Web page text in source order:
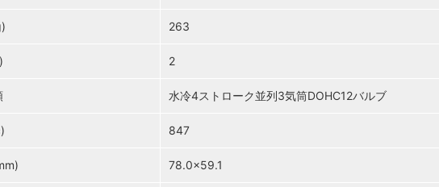
263
2
水冷4ストローク並列3気筒DOHC12バルブ
847
78.0×59.1